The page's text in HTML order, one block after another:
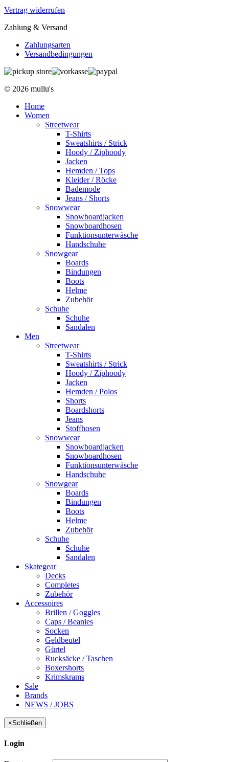
Vertrag widerrufen
Zahlung & Versand
Zahlungsarten
Versandbedingungen
© 2026 mullu's
Home
Women
Streetwear
T-Shirts
Sweatshirts / Strick
Hoody / Ziphoody
Jacken
Hemden / Tops
Kleider / Röcke
Bademode
Jeans / Shorts
Snowwear
Snowboardjacken
Snowboardhosen
Funktionsunterwäsche
Handschuhe
Snowgear
Boards
Bindungen
Boots
Helme
Zubehör
Schuhe
Schuhe
Sandalen
Men
Streetwear
T-Shirts
Sweatshirts / Strick
Hoody / Ziphoody
Jacken
Hemden / Polos
Shorts
Boardshorts
Jeans
Stoffhosen
Snowwear
Snowboardjacken
Snowboardhosen
Funktionsunterwäsche
Handschuhe
Snowgear
Boards
Bindungen
Boots
Helme
Zubehör
Schuhe
Schuhe
Sandalen
Skategear
Decks
Completes
Zubehör
Accessoires
Brillen / Goggles
Caps / Beanies
Socken
Geldbeutel
Gürtel
Rucksäcke / Taschen
Boxershorts
Krimskrams
Sale
Brands
NEWS / JOBS
×Schließen
Login